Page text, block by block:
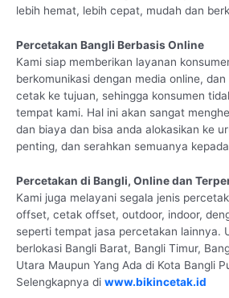
lebih hemat, lebih cepat, mudah dan
Percetakan Bangli Berbasis Online
Kami siap memberikan layanan
berkomunikasi dengan media online,
cetak ke tujuan, sehingga konsumen
tempat kami. Hal ini akan sangat
dan biaya dan bisa anda alokasikan ke
penting, dan serahkan semuanya
Percetakan di Bangli, Online dan
Kami juga melayani segala jenis
offset, cetak offset, outdoor, indoor,
seperti tempat jasa percetakan lainnya.
berlokasi Bangli Barat, Bangli Timur,
Utara Maupun Yang Ada di Kota Bangli
Selengkapnya di www.bikincetak.id